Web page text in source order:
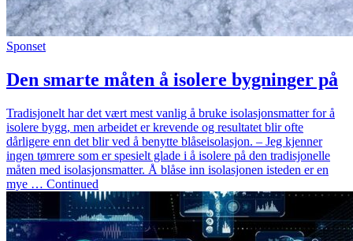
Sponset
Den smarte måten å isolere bygninger på
Tradisjonelt har det vært mest vanlig å bruke isolasjonsmatter for å
isolere bygg, men arbeidet er krevende og resultatet blir ofte
dårligere enn det blir ved å benytte blåseisolasjon. – Jeg kjenner
ingen tømrere som er spesielt glade i å isolere på den tradisjonelle
måten med isolasjonsmatter. Å blåse inn isolasjonen isteden er en
mye … Continued